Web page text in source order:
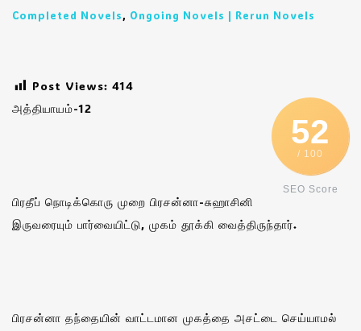
Completed Novels, Ongoing Novels | Rerun Novels
Post Views: 414
52
/ 100
SEO Score
அத்தியாயம்-12
பிரதீப் நொடிக்கொரு முறை பிரசன்னா-சுஹாசினி
இருவரையும் பார்வையிட்டு, முகம் தூக்கி வைத்திருந்தார்.
பிரசன்னா தந்தையின் வாட்டமான முகத்தை அசட்டை செய்யாமல்